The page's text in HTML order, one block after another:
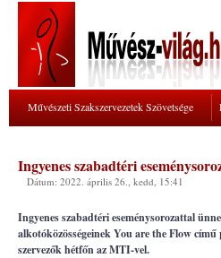
Művészeti Szakszervezetek Szövetsége
Ingyenes szabadtéri
Dátum: 2022. április 26., kedd, 15:41
Ingyenes szabadtéri eseménysorozattal
alkotóközösségeinek You are the Flow
szervezők hétfőn az MTI-vel.